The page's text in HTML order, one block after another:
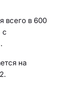
всего в 600
с
на